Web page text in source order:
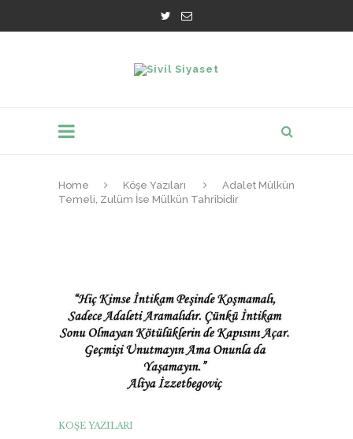
Home Köşe Yazıları
Adalet Mülkün
Temeli, Zulüm İse Mülkün Tahribidir
KÖŞE YAZILARI